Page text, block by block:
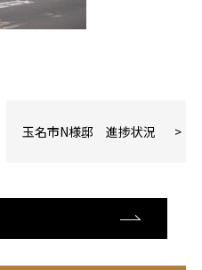
玉名市N様邸 進捗状況